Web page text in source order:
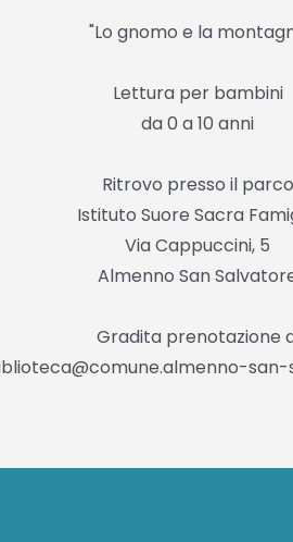
"Lo gnomo e la
Lettura per bambini
da 0 a 10 anni
Ritrovo presso il parco
Istituto Suore Sacra
Via Cappuccini, 5
Almenno San
Gradita prenotazione